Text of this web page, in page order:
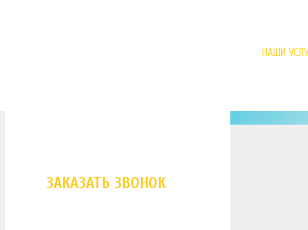
НАШИ
ЗАКАЗАТЬ ЗВОНОК